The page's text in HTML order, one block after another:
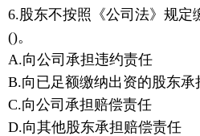
6.股东不按照《公司法》规定
()。
A.向公司承担违约责任
B.向已足额缴纳出资的股东承
C.向公司承担赔偿责任
D.向其他股东承担赔偿责任